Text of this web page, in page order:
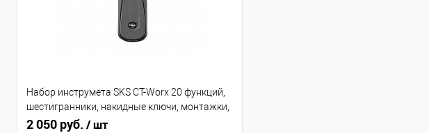
Набор инструмета SKS CT-Worx 20 функций,
шестигранники, накидные ключи, монтажки,
выжимка цепи, спи
2 050 руб. / шт